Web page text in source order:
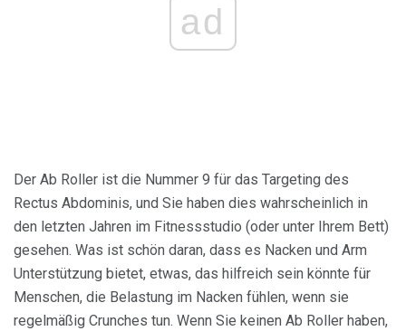
ad
Der Ab Roller ist die Nummer 9 für das Targeting des
Rectus Abdominis, und Sie haben dies wahrscheinlich in
den letzten Jahren im Fitnessstudio (oder unter Ihrem Bett)
gesehen. Was ist schön daran, dass es Nacken und Arm
Unterstützung bietet, etwas, das hilfreich sein könnte für
Menschen, die Belastung im Nacken fühlen, wenn sie
regelmäßig Crunches tun. Wenn Sie keinen Ab Roller haben,